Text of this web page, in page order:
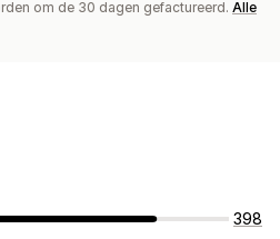
om de 30 dagen gefactureerd. Alle
398